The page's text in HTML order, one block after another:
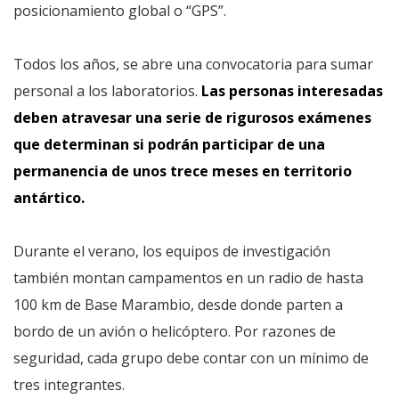
posicionamiento global o “GPS”.
Todos los años, se abre una convocatoria para sumar
personal a los laboratorios. Las personas interesadas
deben atravesar una serie de rigurosos exámenes
que determinan si podrán participar de una
permanencia de unos trece meses en territorio
antártico.
Durante el verano, los equipos de investigación
también montan campamentos en un radio de hasta
100 km de Base Marambio, desde donde parten a
bordo de un avión o helicóptero. Por razones de
seguridad, cada grupo debe contar con un mínimo de
tres integrantes.